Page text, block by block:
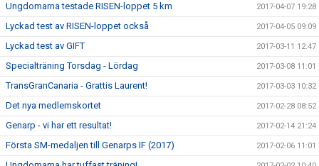
Ungdomarna testade RISEN-loppet 5 km 2017-04-07 19:28
Lyckad test av RISEN-loppet också 2017-04-05 09:09
Lyckad test av GIFT 2017-03-11 12:47
Specialträning Torsdag - Lördag 2017-03-08 11:01
TransGranCanaria - Grattis Laurent! 2017-03-03 10:32
Det nya medlemskortet 2017-02-28 08:52
Genarp - vi har ett resultat! 2017-02-14 21:24
Första SM-medaljen till Genarps IF (2017) 2017-02-06 11:01